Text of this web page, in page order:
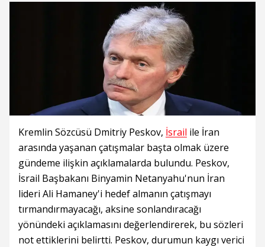
Kremlin Sözcüsü Dmitriy Peskov, İsrail ile İran
arasında yaşanan çatışmalar başta olmak üzere
gündeme ilişkin açıklamalarda bulundu. Peskov,
İsrail Başbakanı Binyamin Netanyahu'nun İran
lideri Ali Hamaney'i hedef almanın çatışmayı
tırmandırmayacağı, aksine sonlandıracağı
yönündeki açıklamasını değerlendirerek, bu sözleri
not ettiklerini belirtti. Peskov, durumun kaygı verici